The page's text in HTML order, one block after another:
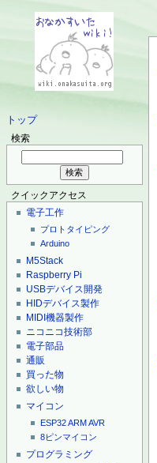
トップ
検索
クイックアクセス
電子工作
プロトタイピング
Arduino
M5Stack
Raspberry Pi
USBデバイス開発
HIDデバイス製作
MIDI機器製作
ニコニコ技術部
電子部品
通販
買った物
欲しい物
マイコン
ESP32ARMAVR
8ピンマイコン
プログラミング